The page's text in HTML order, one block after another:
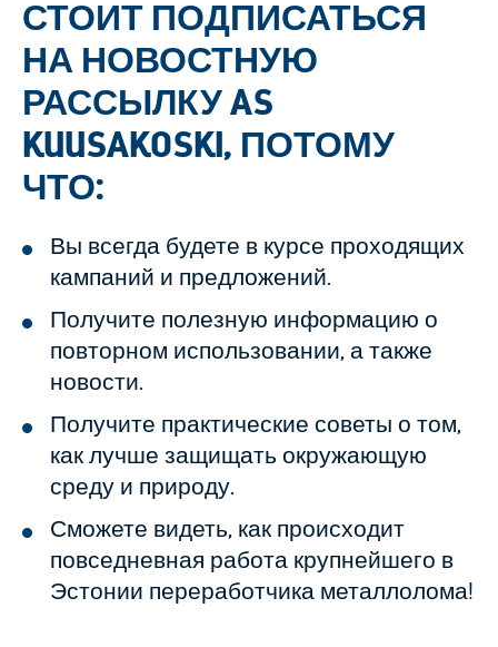
СТОИТ ПОДПИСАТЬСЯ
НА НОВОСТНУЮ
РАССЫЛКУ AS
KUUSAKOSKI, ПОТОМУ
ЧТО:
Вы всегда будете в курсе проходящих
кампаний и предложений.
Получите полезную информацию о
повторном использовании, а также
новости.
Получите практические советы о том,
как лучше защищать окружающую
среду и природу.
Сможете видеть, как происходит
повседневная работа крупнейшего в
Эстонии переработчика металлолома!